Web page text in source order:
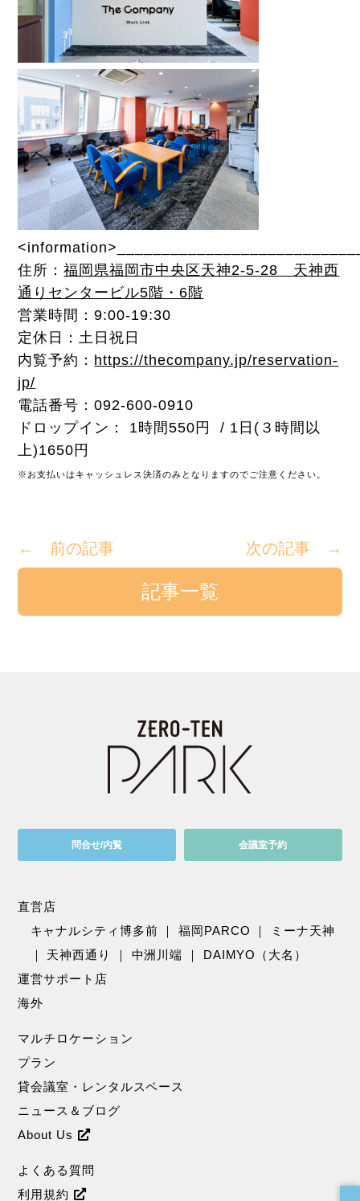
住所：福岡県福岡市中央区天神2-5-28 天神西
通りセンタービル5階・6階
営業時間：9:00-19:30
定休日：土日祝日
内覧予約： https://thecompany.jp/reservation-
jp/
電話番号：092-600-0910
ドロップイン： 1時間550円 / 1日(３時間以
上)1650円
※ お支払いはキャッシュレス決済のみとなりますのでご注意ください。
← 前の記事 次の記事 →
記事一覧
問合せ/内覧 会議室予約
直営店
キャナルシティ博多前 ｜福岡PARCO ｜
ミーナ天神
｜ 天神西通り ｜ 中洲川端 ｜ DAIMYO（大名）
運営サポート店
海外
マルチロケーション
プラン
貸会議室・レンタルスペース
ニュース＆ブログ
About Us
よくある質問
利用規約